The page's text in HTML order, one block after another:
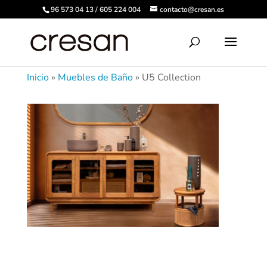
96 573 04 13 / 605 224 004 contacto@cresan.es
Inicio» Muebles de Baño» U5 Collection